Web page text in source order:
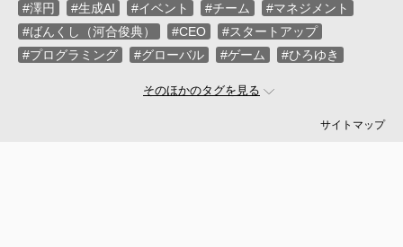
#澤円
#生成AI #イベント #チーム
#マネジメント
#ばんくし（河合俊典）
#CEO
#スタートアップ
#プログラミング
#グローバル #ゲーム
#ひろゆき
そのほかのタグを見る
サイトマップ